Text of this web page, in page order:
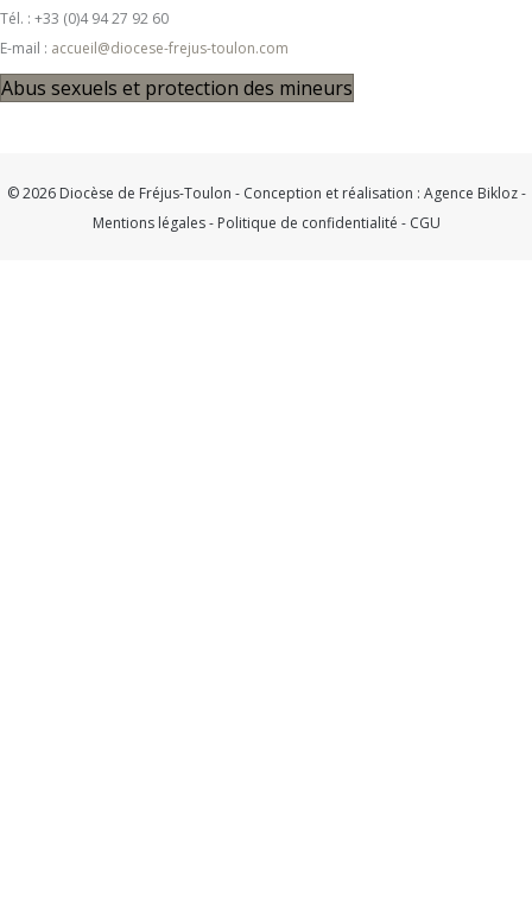
Tél. : +33 (0)4 94 27 92 60
E-mail : accueil@diocese-frejus-toulon.com
Abus sexuels et protection des mineurs
© 2026 Diocèse de Fréjus-Toulon - Conception et réalisation : Agence Bikloz-
Mentions légales- Politique de confidentialité - CGU